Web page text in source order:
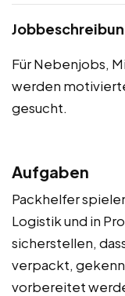
Für Nebenjobs,
werden
gesucht.
Aufgaben
Packhelfer
Logistik und in
sicherstellen,
verpackt,
vorbereitet